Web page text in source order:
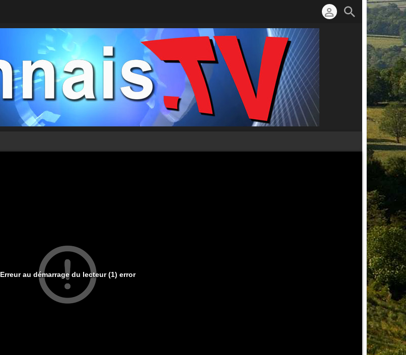
Erreur au démarrage du lecteur (1) error